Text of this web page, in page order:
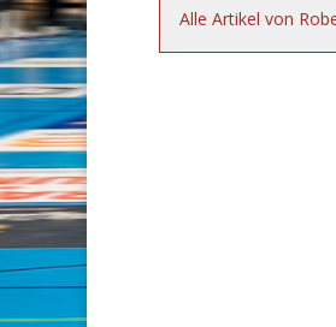
Alle Artikel von